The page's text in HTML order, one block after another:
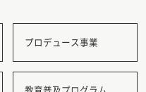
プロデュース事業